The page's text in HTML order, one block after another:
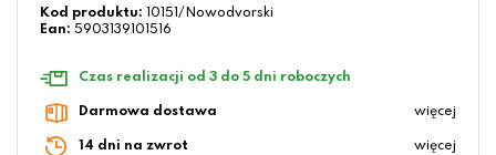
Kod produktu:
10151/Nowodvorski
Ean: 5903139101516
Czas realizacji od 3 do 5 dni roboczych
Darmowa dostawa więcej
14 dni na zwrot więcej